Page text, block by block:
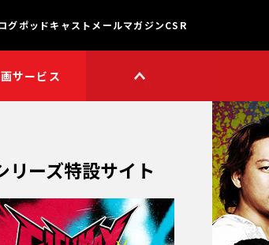
サービス
イガー
ス!!
ンネル
グポッドキャスト メールマガジンCSR
リーズ特設サイト